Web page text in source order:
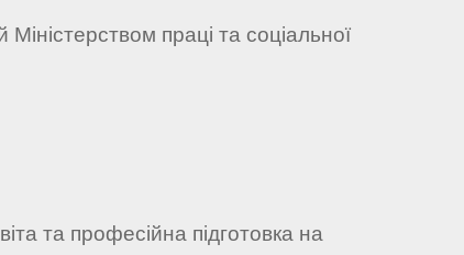
праці та соціальної
та професійна підготовка на